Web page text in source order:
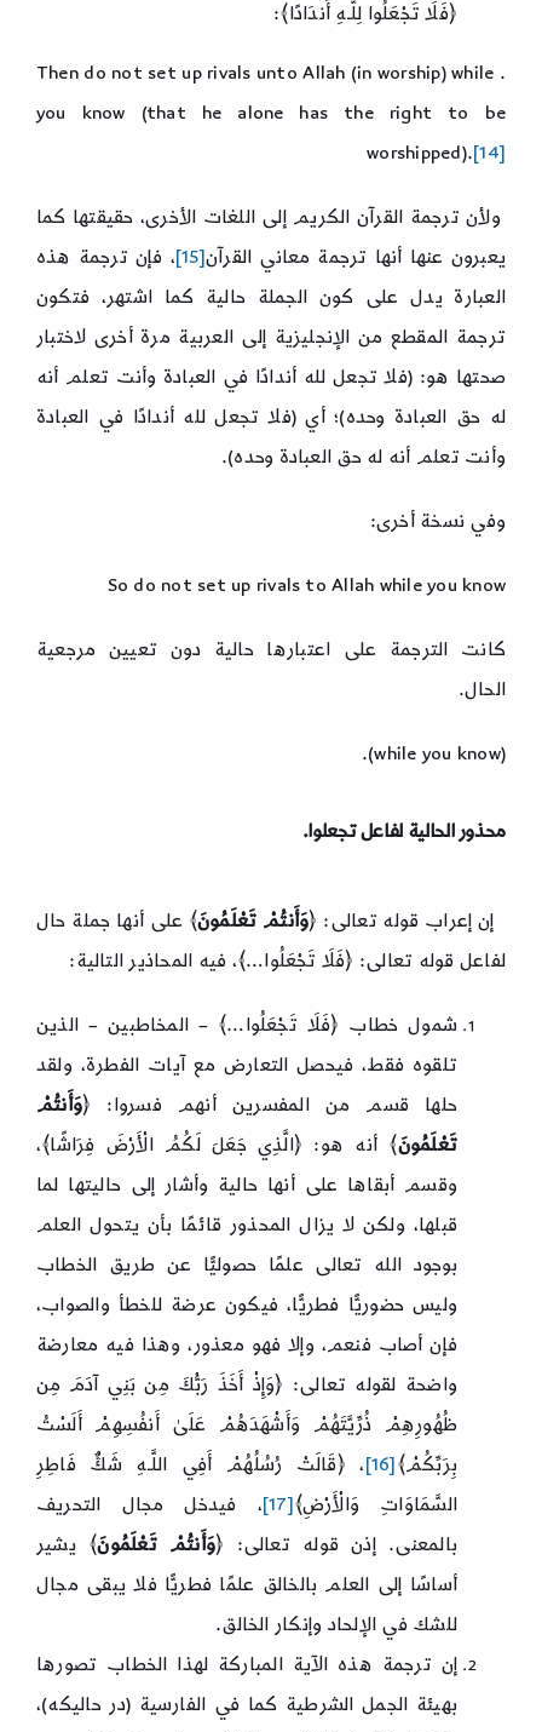
﴿فَلَا تَجْعَلُوا لِلَّـهِ أَندَادًا﴾:
. Then do not set up rivals unto Allah (in worship) while
you know (that he alone has the right to be
worshipped).[14]
ولأن ترجمة القرآن الكريم إلى اللغات الأخرى، حقيقتها كما
يعبرون عنها أنها ترجمة معاني القرآن[15]
، فإن ترجمة هذه
العبارة يدل على كون الجملة حالية كما اشتهر، فتكون
ترجمة المقطع من الإنجليزية إلى العربية مرة أخرى لاختبار
صحتها هو: (فلا تجعل لله أندادًا في العبادة وأنت تعلم أنه
له حق العبادة وحده)؛ أي (فلا تجعل لله أندادًا في العبادة
وأنت تعلم أنه له حق العبادة وحده).
وفي نسخة أخرى:
So do not set up rivals to Allah while you know
كانت الترجمة على اعتبارها حالية دون تعيين مرجعية
الحال.
(while you know).
محذور الحالية لفاعل تجعلوا.
إن إعراب قوله تعالى: ﴿وَأَنتُمْ تَعْلَمُونَ﴾ على أنها جملة حال
لفاعل قوله تعالى: ﴿فَلَا تَجْعَلُوا…﴾، فيه المحاذير التالية:
شمول خطاب ﴿فَلَا تَجْعَلُوا…﴾ – المخاطبين – الذين
تلقوه فقط، فيحصل التعارض مع آيات الفطرة، ولقد
حلها قسم من المفسرين أنهم فسروا: ﴿وَأَنتُمْ
تَعْلَمُونَ﴾ أنه هو: ﴿الَّذِي جَعَلَ لَكُمُ الْأَرْضَ فِرَاشًا﴾،
وقسم أبقاها على أنها حالية وأشار إلى حاليتها لما
قبلها، ولكن لا يزال المحذور قائمًا بأن يتحول العلم
بوجود الله تعالى علمًا حصوليًّا عن طريق الخطاب
وليس حضوريًّا فطريًّا، فيكون عرضة للخطأ والصواب،
فإن أصاب فنعم، وإلا فهو معذور، وهذا فيه معارضة
واضحة لقوله تعالى: ﴿وَإِذْ أَخَذَ رَبُّكَ مِن بَنِي آدَمَ مِن
ظُهُورِهِمْ ذُرِّيَّتَهُمْ وَأَشْهَدَهُمْ عَلَىٰ أَنفُسِهِمْ أَلَسْتُ
بِرَبِّكُمْ﴾ [16]
، ﴿قَالَتْ رُسُلُهُمْ أَفِي اللَّـهِ شَكٌّ فَاطِرِ
السَّمَاوَاتِ وَالْأَرْضِ﴾ [17]
، فيدخل مجال التحريف
بالمعنى. إذن قوله تعالى: ﴿وَأَنتُمْ تَعْلَمُونَ﴾ يشير
أساسًا إلى العلم بالخالق علمًا فطريًّا فلا يبقى مجال
للشك في الإلحاد وإنكار الخالق.
إن ترجمة هذه الآية المباركة لهذا الخطاب تصورها
بهيئة الجمل الشرطية كما في الفارسية (در حاليكه)،